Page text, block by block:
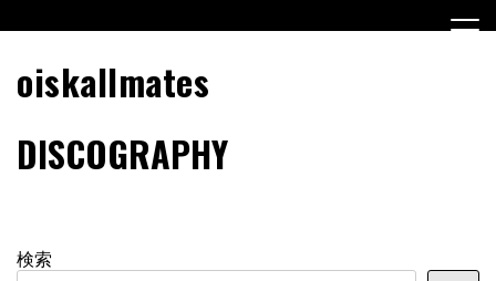
to
oiskallmates
DISCOGRAPHY
検索